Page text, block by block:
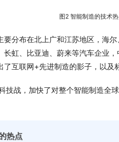
图2 智能制造的技术
分布在北上广和江苏地区，海
虹、比亚迪、蔚来等汽车企业
了互联网+先进制造的影子，以
技战，加快了对整个智能制造全
热点